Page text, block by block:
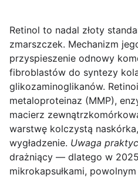
Retinol to nadal złoty
zmarszczek. Mechanizm
przyspieszenie odnowy
fibroblastów do syntezy
glikozaminoglikanów.
metaloproteinaz (MMP),
macierz
warstwę kolczystą
wygładzenie. Uwaga
drażniący — dlatego w 2025
mikrokapsułkami,